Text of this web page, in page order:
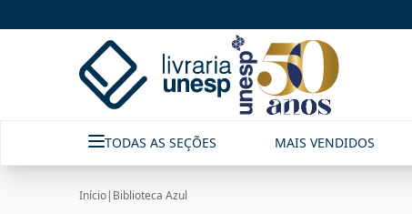
TODAS AS SEÇÕES MAIS VENDIDOS
Início| Biblioteca Azul